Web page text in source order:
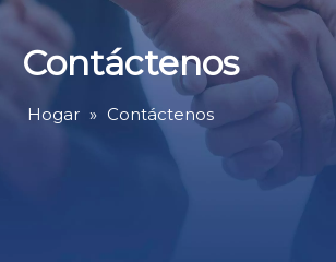
Contáctenos
Hogar » Contáctenos